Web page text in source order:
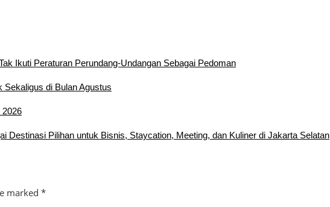
Ikuti Peraturan Perundang-Undangan Sebagai Pedoman
Sekaligus di Bulan Agustus
2026
Destinasi Pilihan untuk Bisnis, Staycation, Meeting, dan Kuliner di Jakarta Selatan
marked *